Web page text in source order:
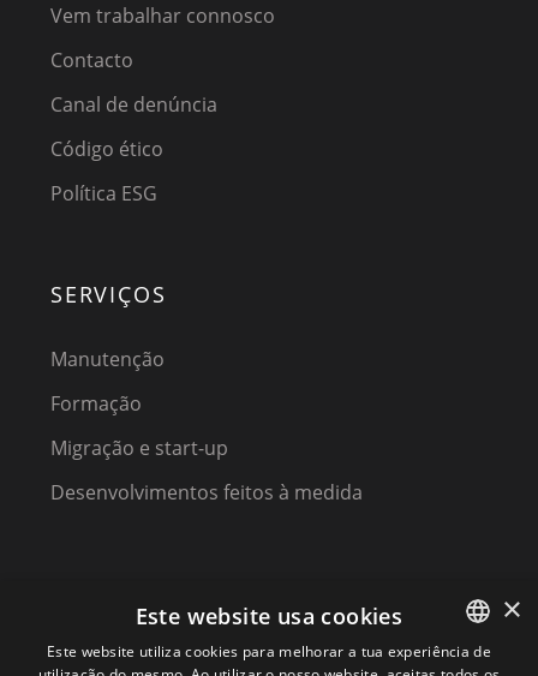
Vem trabalhar connosco
Contacto
Canal de denúncia
Código ético
Política ESG
SERVIÇOS
Manutenção
Formação
Migração e start-up
Desenvolvimentos feitos à medida
×
Este website usa cookies
Este website utiliza cookies para melhorar a tua experiência de